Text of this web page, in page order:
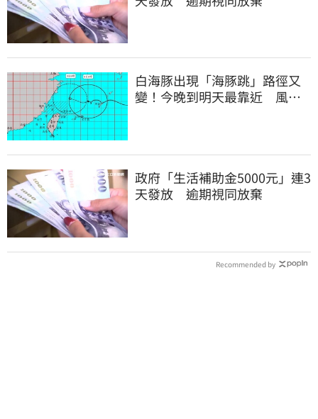
白海豚出現「海豚跳」路徑又
變！今晚到明天最靠近 風雨
政府「生活補助金5000元」連3
天發放 逾期視同放棄
Recommended by